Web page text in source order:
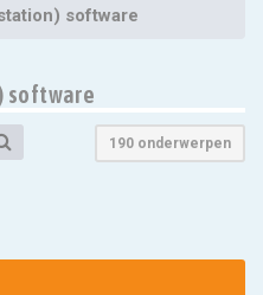
software
software
190 onderwerpen